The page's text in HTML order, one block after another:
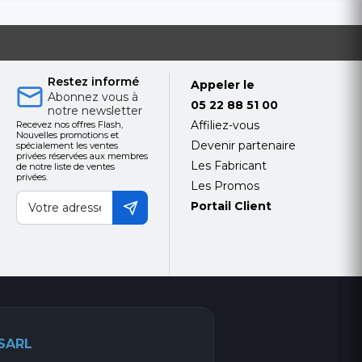
Restez informé
Abonnez vous à
notre newsletter
Recevez nos offres Flash,
Nouvelles promotions et
spécialement les ventes
privées réservées aux membres
de notre liste de ventes
privées.
Appeler le
05 22 88 51 00
Affiliez-vous
Devenir partenaire
Les Fabricant
Les Promos
Portail Client